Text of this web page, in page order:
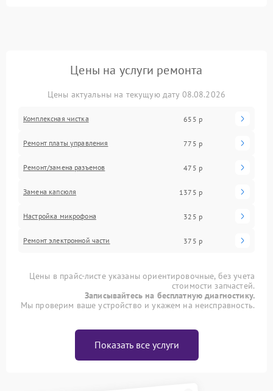
Цены на услуги ремонта
Цены актуальны на текущую дату 08.08.2026
Комплексная чистка 655 р
Ремонт платы управления 775 р
Ремонт/замена разъемов 475 р
Замена капсюля 1375 р
Настройка микрофона 325 р
Ремонт электронной части 375 р
Цены в прайс-листе указаны ориентировочные, без учета
стоимости запчастей.
Записывайтесь на бесплатную диагностику.
Мы проверим ваше устройство и укажем на неисправность.
Показать все услуги